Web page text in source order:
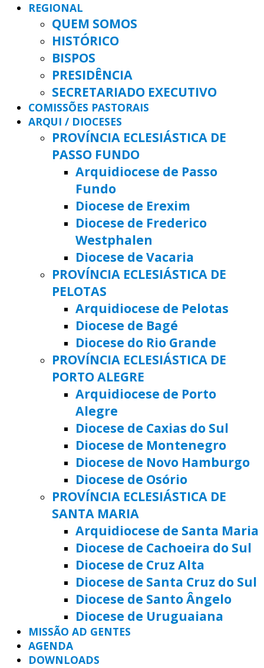
REGIONAL
QUEM SOMOS
HISTÓRICO
BISPOS
PRESIDÊNCIA
SECRETARIADO EXECUTIVO
COMISSÕES PASTORAIS
ARQUI / DIOCESES
PROVÍNCIA ECLESIÁSTICA DE
PASSO FUNDO
Arquidiocese de Passo
Fundo
Diocese de Erexim
Diocese de Frederico
Westphalen
Diocese de Vacaria
PROVÍNCIA ECLESIÁSTICA DE
PELOTAS
Arquidiocese de Pelotas
Diocese de Bagé
Diocese do Rio Grande
PROVÍNCIA ECLESIÁSTICA DE
PORTO ALEGRE
Arquidiocese de Porto
Alegre
Diocese de Caxias do Sul
Diocese de Montenegro
Diocese de Novo Hamburgo
Diocese de Osório
PROVÍNCIA ECLESIÁSTICA DE
SANTA MARIA
Arquidiocese de Santa Maria
Diocese de Cachoeira do Sul
Diocese de Cruz Alta
Diocese de Santa Cruz do Sul
Diocese de Santo Ângelo
Diocese de Uruguaiana
MISSÃO AD GENTES
AGENDA
DOWNLOADS